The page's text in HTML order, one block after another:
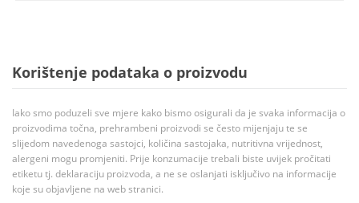
Korištenje podataka o proizvodu
Iako smo poduzeli sve mjere kako bismo osigurali da je svaka informacija o
proizvodima točna, prehrambeni proizvodi se često mijenjaju te se
slijedom navedenoga sastojci, količina sastojaka, nutritivna vrijednost,
alergeni mogu promjeniti. Prije konzumacije trebali biste uvijek pročitati
etiketu tj. deklaraciju proizvoda, a ne se oslanjati isključivo na informacije
koje su objavljene na web stranici.